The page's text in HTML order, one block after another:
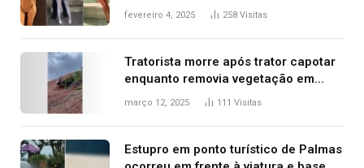
West que apareceu nua no Grammy
fevereiro 4, 2025 258 Visitas
Tratorista morre após trator capotar
enquanto removia vegetação em
ribanceira de rodovia
março 12, 2025 111 Visitas
Estupro em ponto turístico de Palmas